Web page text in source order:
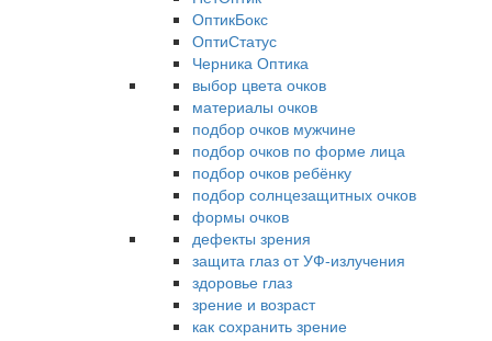
ОптикБокс
ОптиСтатус
Черника Оптика
выбор цвета очков
материалы очков
подбор очков мужчине
подбор очков по форме лица
подбор очков ребёнку
подбор солнцезащитных очков
формы очков
дефекты зрения
защита глаз от УФ-излучения
здоровье глаз
зрение и возраст
как сохранить зрение